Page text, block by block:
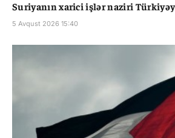
Suriyanın xarici işlər naziri
5 Avqust 2026 15:40